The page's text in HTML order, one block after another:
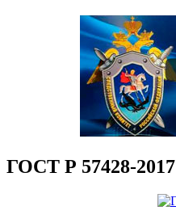
ГОСТ Р 57428-2017